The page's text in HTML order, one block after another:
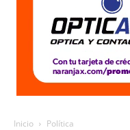
Inicio Política